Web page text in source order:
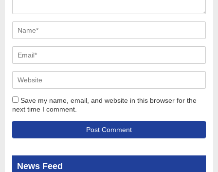
Save my name, email, and website in this browser for the
next time I comment.
News Feed